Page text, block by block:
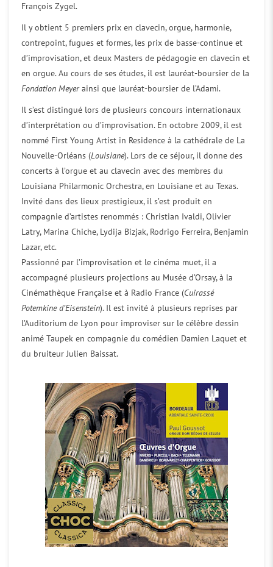
François Zygel.
Il y obtient 5 premiers prix en clavecin, orgue, harmonie,
contrepoint, fugues et formes, les prix de basse-continue et
d’improvisation, et deux Masters de pédagogie en clavecin et
en orgue. Au cours de ses études, il est lauréat-boursier de la
Fondation Meyerainsi que lauréat-boursier de l’Adami.
Il s’est distingué lors de plusieurs concours internationaux
d’interprétation ou d’improvisation. En octobre 2009, il est
nommé First Young Artist in Residence à la cathédrale de La
Nouvelle-Orléans (Louisiane). Lors de ce séjour, il donne des
concerts à l’orgue et au clavecin avec des membres du
Louisiana Philarmonic Orchestra, en Louisiane et au Texas.
Invité dans des lieux prestigieux, il s’est produit en
compagnie d’artistes renommés : Christian Ivaldi, Olivier
Latry, Marina Chiche, Lydija Bizjak, Rodrigo Ferreira, Benjamin
Lazar, etc.
Passionné par l’improvisation et le cinéma muet, il a
accompagné plusieurs projections au Musée d’Orsay, à la
Cinémathèque Française et à Radio France (Cuirassé
Potemkine d’Eisenstein). Il est invité à plusieurs reprises par
l’Auditorium de Lyon pour improviser sur le célèbre dessin
animé Taupek en compagnie du comédien Damien Laquet et
du bruiteur Julien Baissat.